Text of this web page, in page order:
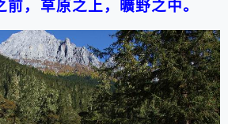
，草原之上，曠野之中。